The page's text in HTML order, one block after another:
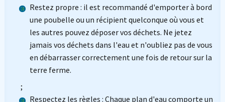
Restez propre : il est recommandé d'emporter à bord
une poubelle ou un récipient quelconque où vous et
les autres pouvez déposer vos déchets. Ne jetez
jamais vos déchets dans l'eau et n'oubliez pas de vous
en débarrasser correctement une fois de retour sur la
terre ferme.
;
Respectez les règles : Chaque plan d'eau comporte un